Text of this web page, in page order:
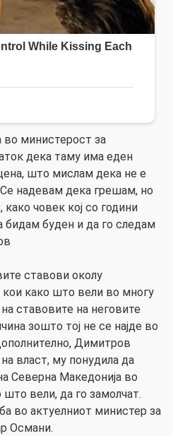
министерост за
дека таму има еден
што мислам дека не е
надевам дека грешам, но
како човек кој со години
бидам буден и да го следам
ставови околу
кои како што вели во многу
ставовите на неговите
зошто тој не се најде во
Димитров
власт, му понудила да
Северна Македонија во
вели, да го замолчат.
во актуелниот министер за
Османи.